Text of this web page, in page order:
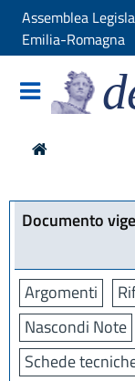
Assemblea
Emilia-Romagna
Documento
Argomenti
Nascondi Note
Schede